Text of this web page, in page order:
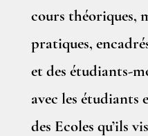
cours théoriques,
pratiques,
et des étudiants-
avec les étudiants
des Ecoles qu’ils